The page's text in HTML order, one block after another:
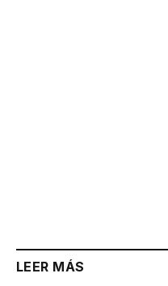
LEER MÁS